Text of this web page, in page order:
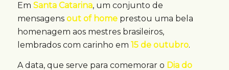
Em Santa Catarina, um conjunto de
mensagens out of homeprestou uma bela
homenagem aos mestres brasileiros,
lembrados com carinho em 15 de outubro.
A data, que serve para comemorar o Dia do